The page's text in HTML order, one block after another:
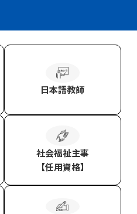
日本語教師
社会福祉主事
【任用資格】